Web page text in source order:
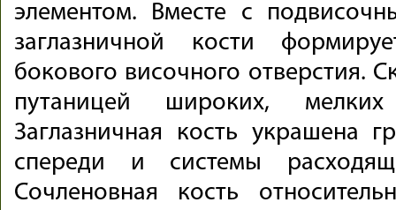
элементом. Вместе с
заглазничной кости
бокового височного отверстия.
путаницей широких,
Заглазничная кость украшена
спереди и системы
Сочленовная кость